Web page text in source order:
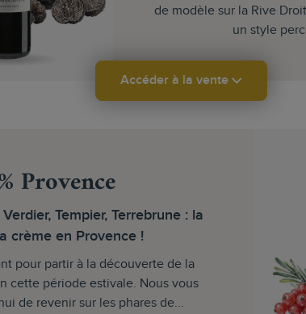
de modèle sur la Rive
un style
Accéder à la vente
Provence
Tempier, Terrebrune : la
crème en Provence !
pour partir à la découverte de la
cette période estivale. Nous vous
de revenir sur les phares de...